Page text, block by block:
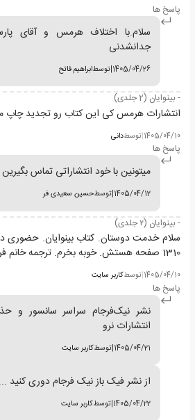
پاسخ ها
سلام.با اختلاف هرمس و آقای
جدانشدنی
1405/04/26
|توسطابراهیم فاتح
- بینوایان (2 جلدی)
انتشارات هرمس کی این کتاب رو تجدید چاپ
1405/04/10
|توسطدانی
پاسخ ها
میتونین با خود انتشاراتی تماس بگیرین
1405/04/12
|توسطحسین سعیدی فر
- بینوایان (۲ جلدی)
سلام خدمت دوستان. کتاب بینوایان. حضوری
1310 صفحه هستش. خوبه بخرم. ترجمه خانم فریبا اکبری.؟
1405/04/10 توسطکاربر سایت
پاسخ ها
نشر نیک‌فرجام سراسر سانسور و
انتشارات نرو
1405/04/21
|توسطکاربر سایت
از نشر فیک باز نیک فرجام دوری کنید ...
1405/04/22
|توسطکاربر سایت